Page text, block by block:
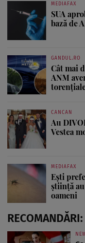
MEDIAFAX
SUA
bază de
GANDUL.RO
Cât mai
ANM
CANCAN
Au
Vestea
MEDIAFAX
Ești
știință
oameni
RECOMANDĂRI: